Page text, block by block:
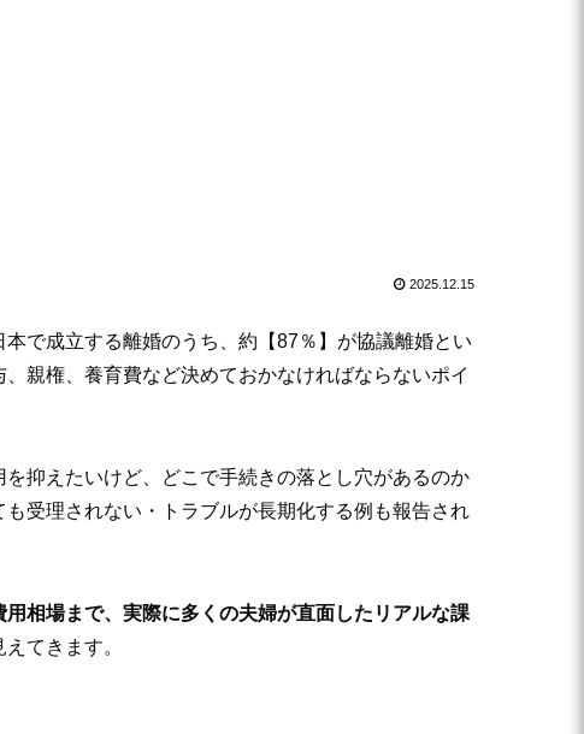
2025.12.15
で成立する離婚のうち、約【87％】が協議離婚とい
親権、養育費など決めておかなければならないポイ
抑えたいけど、どこで手続きの落とし穴があるのか
受理されない・トラブルが長期化する例も報告され
相場まで、実際に多くの夫婦が直面したリアルな課
てきます。